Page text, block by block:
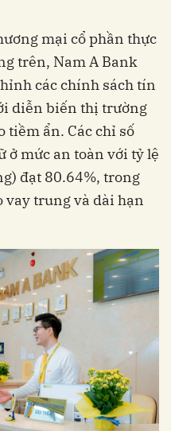
mại cổ phần thực
trên, Nam A Bank
các chính sách tín
diễn biến thị trường
tiềm ẩn. Các chỉ số
ở mức an toàn với tỷ lệ
đạt 80.64%, trong
vay trung và dài hạn